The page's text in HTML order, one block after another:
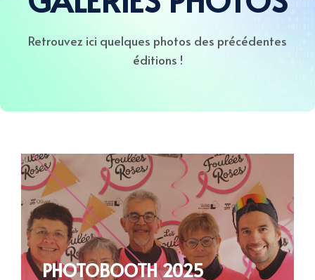
Retrouvez ici quelques photos des précédentes
éditions !
PHOTOBOOTH 2025